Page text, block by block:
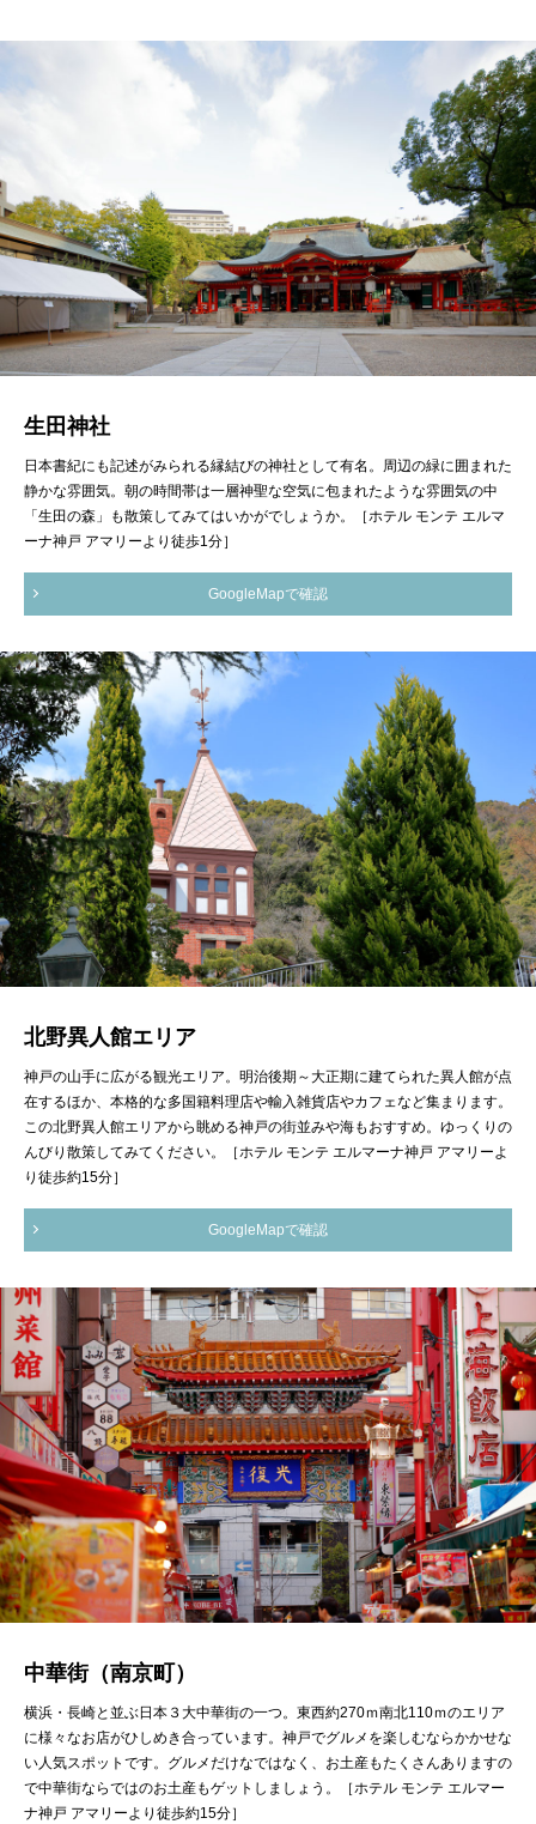
生田神社
日本書紀にも記述がみられる縁結びの神社として有名。周辺の緑に囲まれた
静かな雰囲気。朝の時間帯は一層神聖な空気に包まれたような雰囲気の中
「生田の森」も散策してみてはいかがでしょうか。［ホテル モンテ エルマ
ーナ神戸 アマリーより徒歩1分］
GoogleMapで確認
北野異人館エリア
神戸の山手に広がる観光エリア。明治後期～大正期に建てられた異人館が点
在するほか、本格的な多国籍料理店や輸入雑貨店やカフェなど集まります。
この北野異人館エリアから眺める神戸の街並みや海もおすすめ。ゆっくりの
んびり散策してみてください。［ホテル モンテ エルマーナ神戸 アマリーよ
り徒歩約15分］
GoogleMapで確認
中華街（南京町）
横浜・長崎と並ぶ日本３大中華街の一つ。東西約270ｍ南北110ｍのエリア
に様々なお店がひしめき合っています。神戸でグルメを楽しむならかかせな
い人気スポットです。グルメだけなではなく、お土産もたくさんありますの
で中華街ならではのお土産もゲットしましょう。［ホテル モンテ エルマー
ナ神戸 アマリーより徒歩約15分］